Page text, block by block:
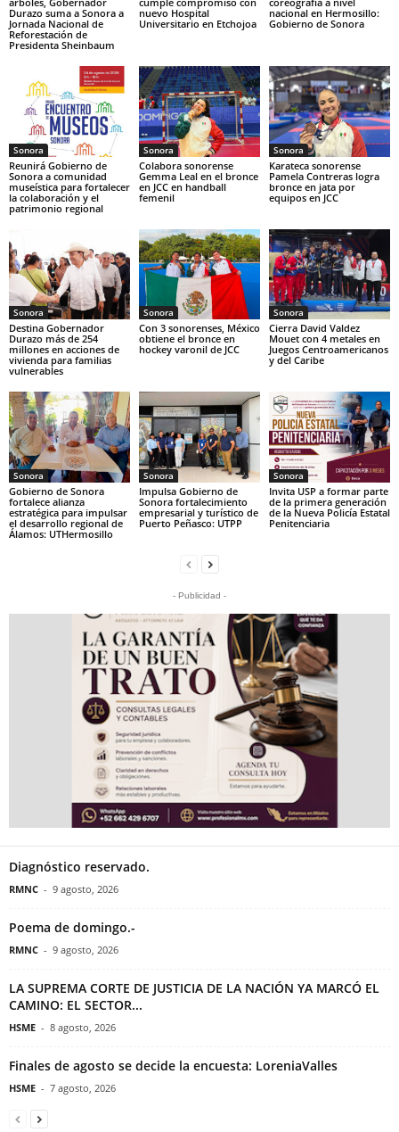
Durazo suma a Sonora a
Jornada Nacional de
Reforestación de
Presidenta Sheinbaum
nuevo Hospital
Universitario en Etchojoa
nacional en Hermosillo:
Gobierno de Sonora
Sonora
Reunirá Gobierno de
Sonora a comunidad
museística para fortalecer
la colaboración y el
patrimonio regional
Sonora
Colabora sonorense
Gemma Leal en el bronce
en JCC en handball
femenil
Sonora
Karateca sonorense
Pamela Contreras logra
bronce en jata por
equipos en JCC
Sonora
Destina Gobernador
Durazo más de 254
millones en acciones de
vivienda para familias
vulnerables
Sonora
Con 3 sonorenses, México
obtiene el bronce en
hockey varonil de JCC
Sonora
Cierra David Valdez
Mouet con 4 metales en
Juegos Centroamericanos
y del Caribe
Sonora
Gobierno de Sonora
fortalece alianza
estratégica para impulsar
el desarrollo regional de
Álamos: UTHermosillo
Sonora
Impulsa Gobierno de
Sonora fortalecimiento
empresarial y turístico de
Puerto Peñasco: UTPP
Sonora
Invita USP a formar parte
de la primera generación
de la Nueva Policía Estatal
Penitenciaria
- Publicidad -
Diagnóstico reservado.
RMNC - 9 agosto, 2026
Poema de domingo.-
RMNC - 9 agosto, 2026
LA SUPREMA CORTE DE JUSTICIA DE LA NACIÓN YA MARCÓ EL
CAMINO: EL SECTOR...
HSME - 8 agosto, 2026
Finales de agosto se decide la encuesta: LoreniaValles
HSME - 7 agosto, 2026